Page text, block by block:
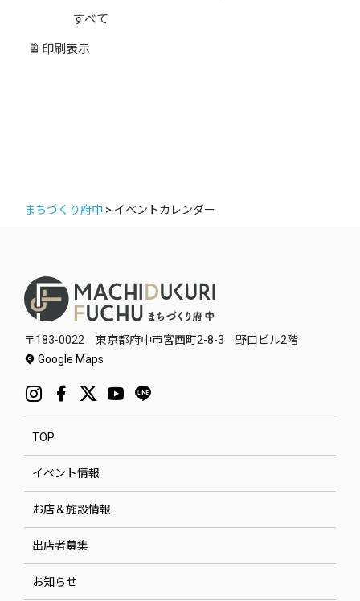
ゴ
リ
すべて
印刷 表示
まちづくり府中 > イベントカレンダー
〒183-0022 東京都府中市宮西町2-8-3 野口ビル2階
Google Maps
TOP
イベント情報
お店＆施設情報
出店者募集
お知らせ